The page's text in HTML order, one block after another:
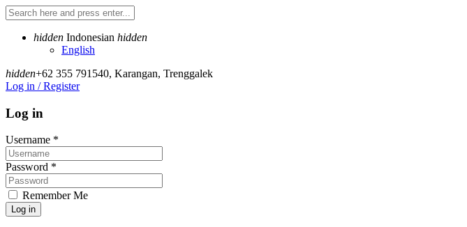
hidden Indonesian hidden
English
hidden+62 355 791540, Karangan, Trenggalek
Log in / Register
Log in
Username *
Password *
Remember Me
Log in